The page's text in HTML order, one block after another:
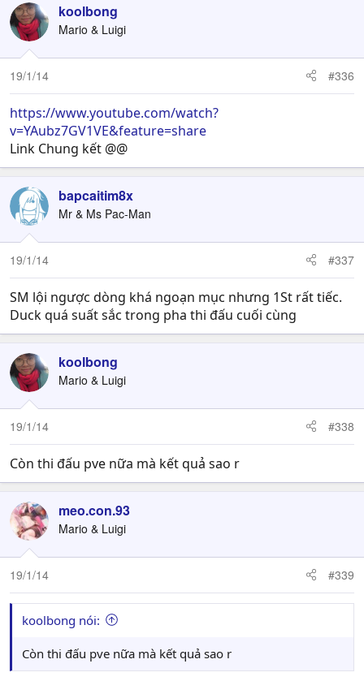
koolbong
Mario & Luigi
19/1/14 #336
https://www.youtube.com/watch?
v=YAubz7GV1VE&feature=share
Link Chung kết @@
bapcaitim8x
Mr & Ms Pac-Man
19/1/14 #337
SM lội ngược dòng khá ngoạn mục nhưng 1St rất tiếc.
Duck quá suất sắc trong pha thi đấu cuối cùng
koolbong
Mario & Luigi
19/1/14 #338
Còn thi đấu pve nữa mà kết quả sao r
meo.con.93
Mario & Luigi
19/1/14 #339
koolbong nói:
Còn thi đấu pve nữa mà kết quả sao r